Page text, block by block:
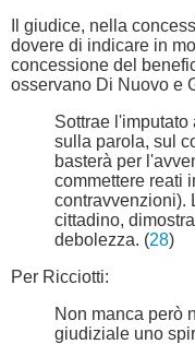
Il giudice, nella
dovere di indicare in
concessione del
osservano Di Nuovo e
Sottrae
sulla parola, sul
basterà per
commettere reati
contravvenzioni).
cittadino,
debolezza. (28)
Per Ricciotti:
Non manca però
giudiziale uno